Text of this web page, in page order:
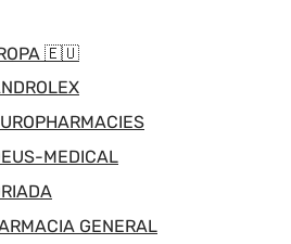
🇪🇺
MEDICAL
GENERAL